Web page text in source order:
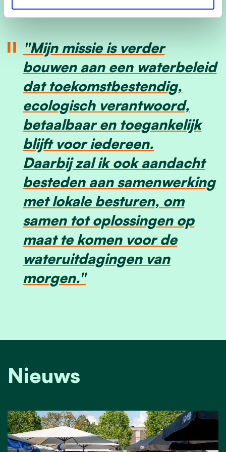
"Mijn missie is verder
bouwen aan een waterbeleid
dat toekomstbestendig,
ecologisch verantwoord,
betaalbaar en toegankelijk
blijft voor iedereen.
Daarbij zal ik ook aandacht
besteden aan samenwerking
met lokale besturen, om
samen tot oplossingen op
maat te komen voor de
wateruitdagingen van
morgen."
Nieuws